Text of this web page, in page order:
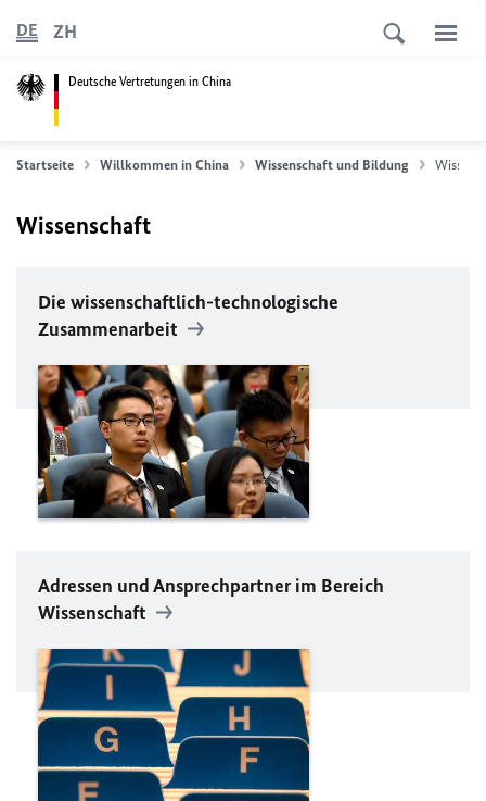
Deutsche Vertretungen in China
DE ZH
Startseite Willkommen in China Wissenschaft und Bildung
Wissenschaft
Die wissenschaftlich-technologische
Zusammenarbeit
Adressen und Ansprechpartner im Bereich
Wissenschaft